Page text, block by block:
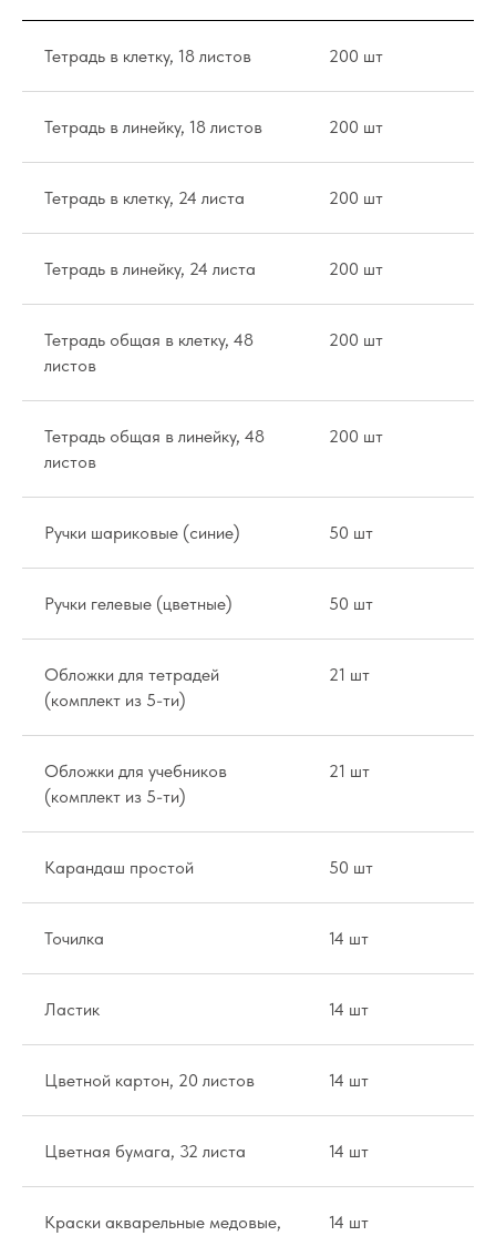
Тетрадь в клетку, 18 листов 200 шт
Тетрадь в линейку, 18 листов 200 шт
Тетрадь в клетку, 24 листа 200 шт
Тетрадь в линейку, 24 листа 200 шт
Тетрадь общая в клетку, 48
листов
200 шт
Тетрадь общая в линейку, 48
листов
200 шт
Ручки шариковые (синие) 50 шт
Ручки гелевые (цветные) 50 шт
Обложки для тетрадей
(комплект из 5-ти)
21 шт
Обложки для учебников
(комплект из 5-ти)
21 шт
Карандаш простой 50 шт
Точилка 14 шт
Ластик 14 шт
Цветной картон, 20 листов 14 шт
Цветная бумага, 32 листа 14 шт
Краски акварельные медовые,
14 шт